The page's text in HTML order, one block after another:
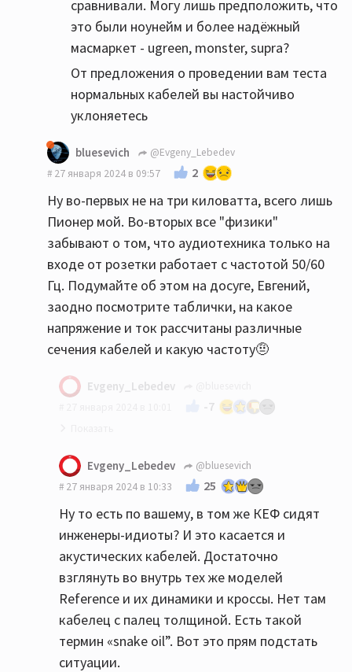
сравнивали. Могу лишь предположить, что
это были ноунейм и более надёжный
масмаркет - ugreen, monster, supra?
От предложения о проведении вам теста
нормальных кабелей вы настойчиво
уклоняетесь
bluesevich
@Evgeny_Lebedev
27 января 2024 в 09:57
2
Ну во-первых не на три киловатта, всего лишь
Пионер мой. Во-вторых все "физики"
забывают о том, что аудиотехника только на
входе от розетки работает с частотой 50/60
Гц. Подумайте об этом на досуге, Евгений,
заодно посмотрите таблички, на какое
напряжение и ток рассчитаны различные
сечения кабелей и какую частоту🤨
Evgeny_Lebedev
-7
Ладно.
Evgeny_Lebedev
@bluesevich
27 января 2024 в 10:33
25
Ну то есть по вашему, в том же КЕФ сидят
инженеры-идиоты? И это касается и
акустических кабелей. Достаточно
взглянуть во внутрь тех же моделей
Reference и их динамики и кроссы. Нет там
кабелец с палец толщиной. Есть такой
термин «snake oil”. Вот это прям подстать
ситуации.